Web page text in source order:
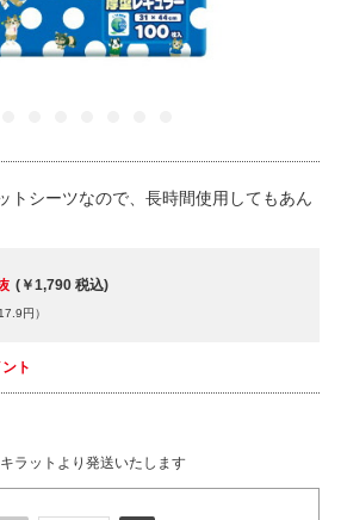
トシーツなので、長時間使用してもあん
(￥1,790税込)
円）
ト
ラットより発送いたします